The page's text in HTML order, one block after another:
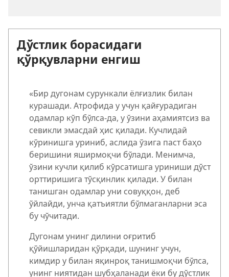
Дўстлик борасидаги
қўрқувларни енгиш
«Бир дугонам сурункали ёлғизлик билан
курашади. Атрофида у учун қайғурадиган
одамлар кўп бўлса-да, у ўзини аҳамиятсиз ва
севикли эмасдай ҳис қилади. Кучлидай
кўринишга уриниб, аслида ўзига паст баҳо
беришини яширмоқчи бўлади. Менимча,
ўзини кучли қилиб кўрсатишга уриниши дўст
орттиришига тўсқинлик қилади. У билан
танишган одамлар уни совуққон, деб
ўйлайди, унча қатъиятли бўлмаганларни эса
бу чўчитади.
Дугонам унинг дилини оғритиб
қўйишларидан қўрқади, шунинг учун,
кимдир у билан яқинроқ танишмоқчи бўлса,
унинг ниятидан шубҳаланади ёки бу дўстлик